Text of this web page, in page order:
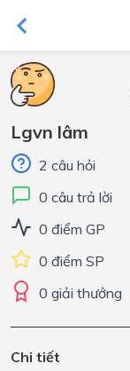
Lgvn lâm
2 câu hỏi
0 câu trả lời
0 điểm GP
0 điểm SP
0 giải thưởng
Chi tiết